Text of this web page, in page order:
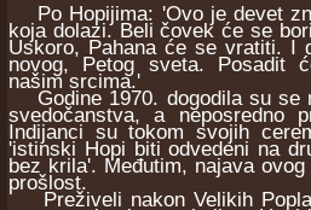
Po Hopijima: 'Ovo je devet
koja dolazi. Beli čovek će se
Uskoro, Pahana će se vratiti. I
novog, Petog sveta. Posadit
našim srcima.'
Godine 1970. dogodila su se
svedočanstva, a neposredno
Indijanci su tokom svojih
'istinski Hopi biti odvedeni na
bez krila'. Međutim, najava
prošlost.
Preživeli nakon Velikih